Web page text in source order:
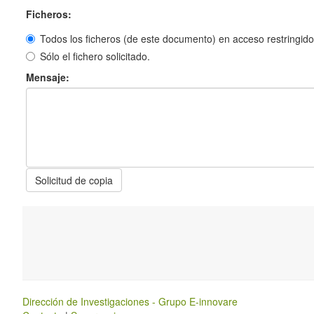
Ficheros:
Todos los ficheros (de este documento) en acceso
Sólo el fichero solicitado.
Mensaje:
Solicitud de copia
Dirección de Investigaciones - Grupo E-innovare